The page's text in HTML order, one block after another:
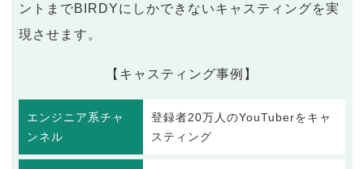
ントまでBIRDYにしかできないキャスティングを実
現させます。
【キャスティング事例】
エンジニア系チャ
ンネル
登録者20万人のYouTuberをキャ
スティング